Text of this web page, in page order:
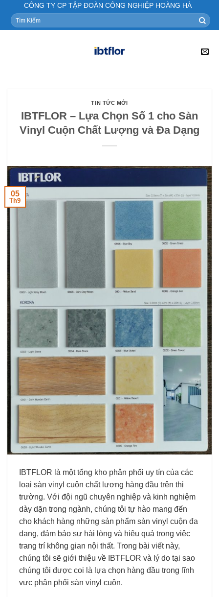
content
CÔNG TY CP TẬP ĐOÀN CÔNG NGHIỆP HOÀNG HÀ
Tìm
kiếm:
TIN TỨC MỚI
IBTFLOR – Lựa Chọn Số 1 cho Sàn
Vinyl Cuộn Chất Lượng và Đa Dạng
05
Th9
IBTFLOR là một tổng kho phân phối uy tín của các
loại sàn vinyl cuộn chất lượng hàng đầu trên thị
trường. Với đội ngũ chuyên nghiệp và kinh nghiệm
dày dặn trong ngành, chúng tôi tự hào mang đến
cho khách hàng những sản phẩm sàn vinyl cuộn đa
dạng, đảm bảo sự hài lòng và hiệu quả trong việc
trang trí không gian nội thất. Trong bài viết này,
chúng tôi sẽ giới thiệu về IBTFLOR và lý do tại sao
chúng tôi được coi là lựa chọn hàng đầu trong lĩnh
vực phân phối sàn vinyl cuộn.